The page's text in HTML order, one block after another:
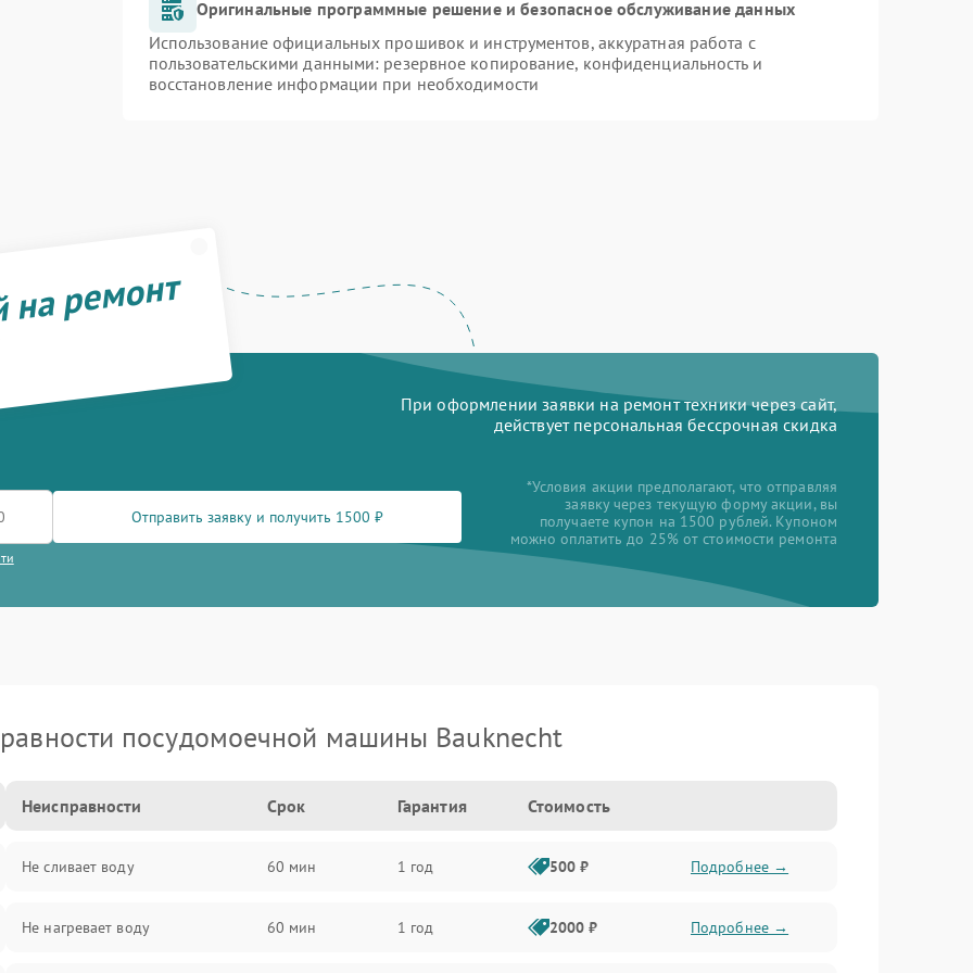
Оригинальные программные решение и безопасное обслуживание данных
Использование официальных прошивок и инструментов, аккуратная работа с
пользовательскими данными: резервное копирование, конфиденциальность и
восстановление информации при необходимости
ремонт
При оформлении заявки на ремонт техники через сайт,
действует персональная бессрочная скидка
Отправить заявку и получить 1500 ₽
*Условия акции предполагают, что отправляя
заявку через текущую форму акции, вы
получаете купон на 1500 рублей. Купоном
можно оплатить до 25% от стоимости ремонта
посудомоечной машины Bauknecht
Неисправности Срок Гарантия Стоимость
Не сливает воду 60 мин 1 год 500 ₽ Подробнее →
Не нагревает воду 60 мин 1 год 2000 ₽ Подробнее →